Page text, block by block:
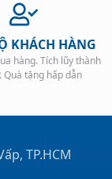
KHÁCH HÀNG
hàng. Tích lũy thành
Quà tặng hấp dẫn
TP.HCM